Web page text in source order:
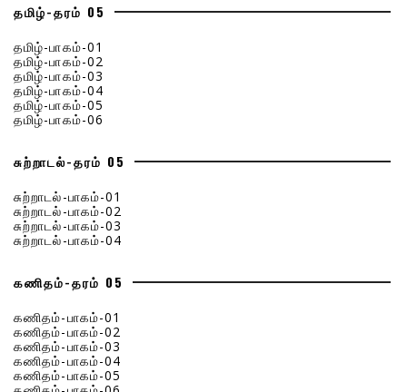
தமிழ்-தரம் 05
தமிழ்-பாகம்-01
தமிழ்-பாகம்-02
தமிழ்-பாகம்-03
தமிழ்-பாகம்-04
தமிழ்-பாகம்-05
தமிழ்-பாகம்-06
சுற்றாடல்-தரம் 05
சுற்றாடல்-பாகம்-01
சுற்றாடல்-பாகம்-02
சுற்றாடல்-பாகம்-03
சுற்றாடல்-பாகம்-04
கணிதம்-தரம் 05
கணிதம்-பாகம்-01
கணிதம்-பாகம்-02
கணிதம்-பாகம்-03
கணிதம்-பாகம்-04
கணிதம்-பாகம்-05